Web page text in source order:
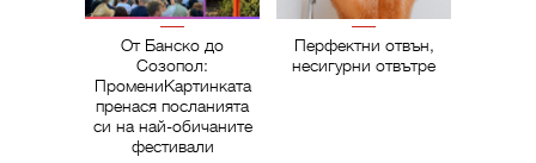
От Банско до
Созопол:
ПромениКартинката
пренася посланията
си на най-обичаните
фестивали
Перфектни отвън,
несигурни отвътре